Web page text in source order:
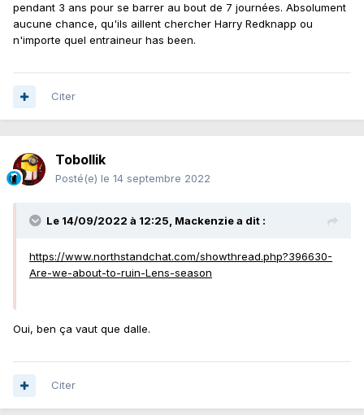
pendant 3 ans pour se barrer au bout de 7 journées. Absolument
aucune chance, qu'ils aillent chercher Harry Redknapp ou
n'importe quel entraineur has been.
Citer
Tobollik
Posté(e) le 14 septembre 2022
Le 14/09/2022 à 12:25, Mackenziea dit :
https://www.northstandchat.com/showthread.php?396630-
Are-we-about-to-ruin-Lens-season
Oui, ben ça vaut que dalle.
Citer